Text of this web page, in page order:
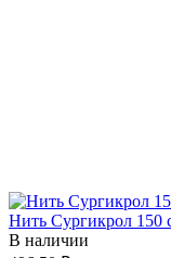
Нить Сургикрол 150
В наличии